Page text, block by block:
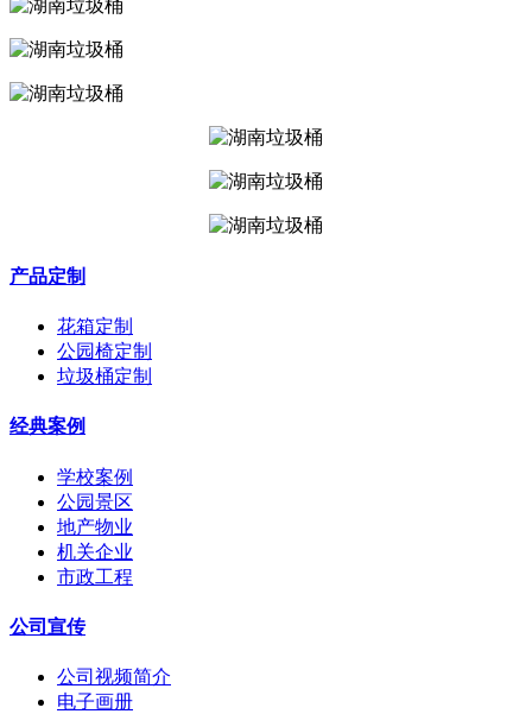
产品定制
花箱定制
公园椅定制
垃圾桶定制
经典案例
学校案例
公园景区
地产物业
机关企业
市政工程
公司宣传
公司视频简介
电子画册